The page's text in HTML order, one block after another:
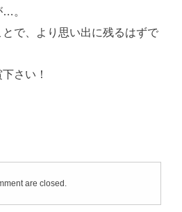
。
で、より思い出に残るはずで
さい！
are closed.